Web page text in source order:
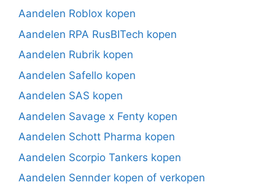
Aandelen Roblox kopen
Aandelen RPA RusBITech kopen
Aandelen Rubrik kopen
Aandelen Safello kopen
Aandelen SAS kopen
Aandelen Savage x Fenty kopen
Aandelen Schott Pharma kopen
Aandelen Scorpio Tankers kopen
Aandelen Sennder kopen of verkopen